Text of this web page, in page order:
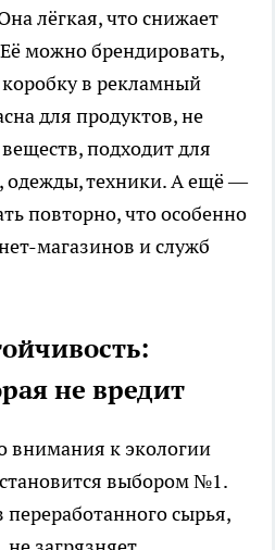
лёгкая, что снижает
можно брендировать,
в рекламный
для продуктов, не
подходит для
одежды, техники. А ещё —
повторно, что особенно
магазинов и служб
не вредит
внимания к экологии
выбором №1.
сырья,